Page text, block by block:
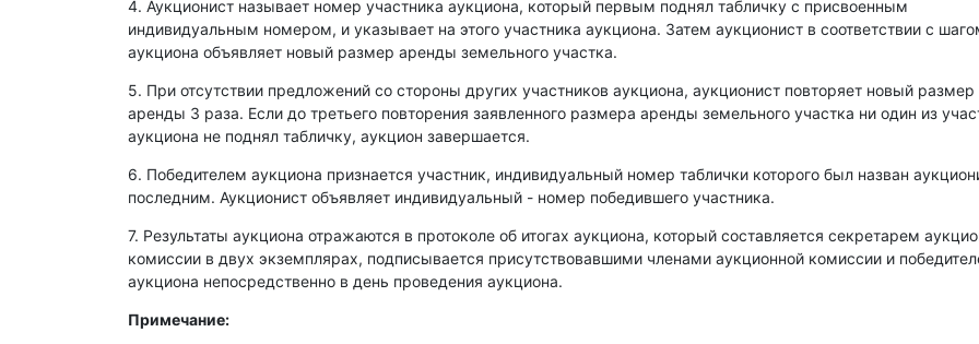
4. Аукционист называет номер участника аукциона, который первым поднял табличку с присвоенным
индивидуальным номером, и указывает на этого участника аукциона. Затем аукционист в соответствии с
аукциона объявляет новый размер аренды земельного участка.
5. При отсутствии предложений со стороны других участников аукциона, аукционист повторяет новый размер
аренды 3 раза. Если до третьего повторения заявленного размера аренды земельного участка ни один из
аукциона не поднял табличку, аукцион завершается.
6. Победителем аукциона признается участник, индивидуальный номер таблички которого был назван
последним. Аукционист объявляет индивидуальный - номер победившего участника.
7. Результаты аукциона отражаются в протоколе об итогах аукциона, который составляется секретарем
комиссии в двух экземплярах, подписывается присутствовавшими членами аукционной комиссии и
аукциона непосредственно в день проведения аукциона.
Примечание: